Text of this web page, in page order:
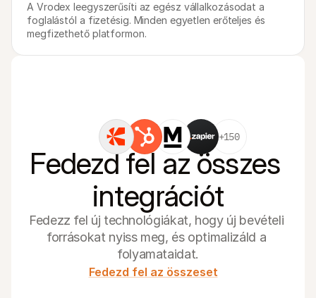
A Vrodex leegyszerűsíti az egész vállalkozásodat a
foglalástól a fizetésig. Minden egyetlen erőteljes és
megfizethető platformon.
+150
Fedezd fel az összes
integrációt
Fedezz fel új technológiákat, hogy új bevételi
forrásokat nyiss meg, és optimalizáld a
folyamataidat.
Fedezd fel az összeset